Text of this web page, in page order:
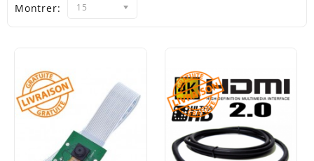
Montrer: 15